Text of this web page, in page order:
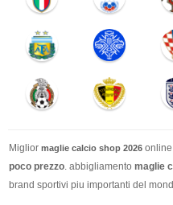
Miglior maglie calcio shop 2026
poco prezzo . abbigliamento maglie
brand sportivi piu importanti del